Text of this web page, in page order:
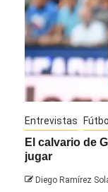
Entrevistas
El calvario de
jugar
Diego Ramírez